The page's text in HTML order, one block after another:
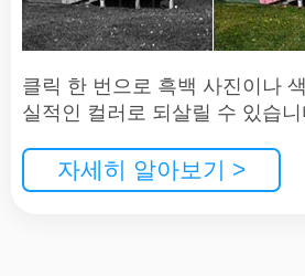
클릭 한 번으로 흑백 사진이나
실적인 컬러로 되살릴 수 있습니
자세히 알아보기 >